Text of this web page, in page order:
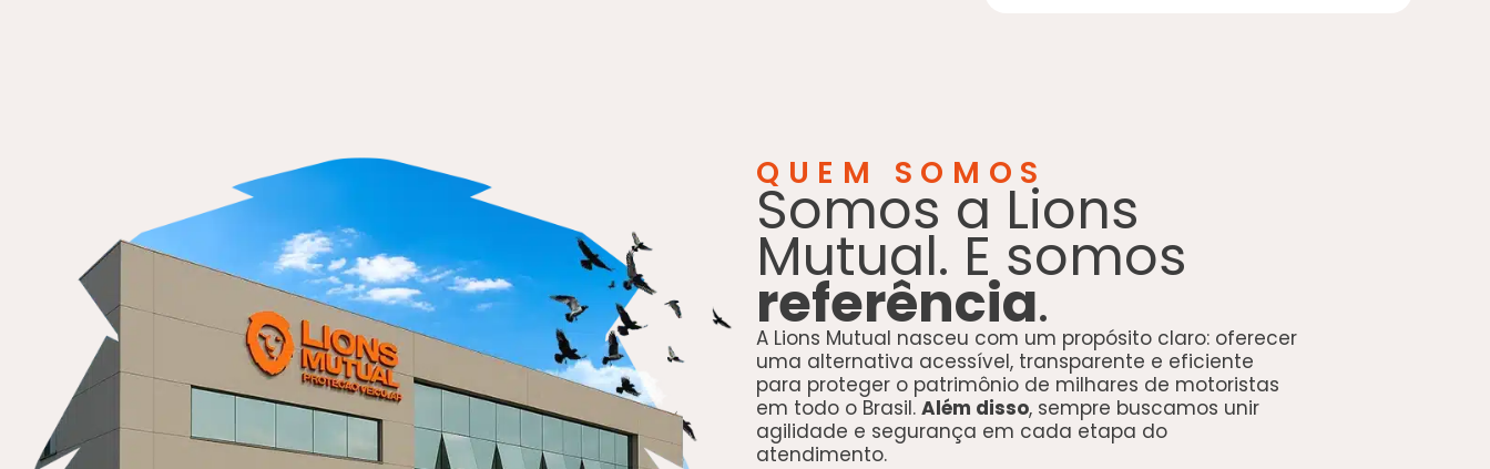
QUEM SOMOS
Somos a Lions
Mutual. E somos
referência.
A Lions Mutual nasceu com um propósito claro: oferecer
uma alternativa acessível, transparente e eficiente
para proteger o patrimônio de milhares de motoristas
em todo o Brasil. Além disso, sempre buscamos unir
agilidade e segurança em cada etapa do
atendimento.